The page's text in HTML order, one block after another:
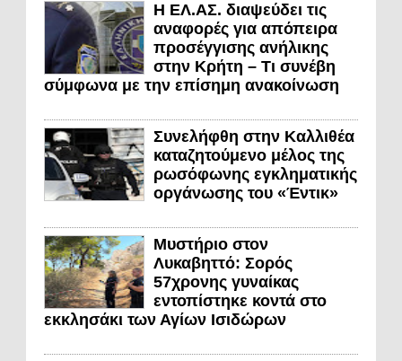
Η ΕΛ.ΑΣ. διαψεύδει τις
αναφορές για απόπειρα
προσέγγισης ανήλικης
στην Κρήτη – Τι συνέβη
σύμφωνα με την επίσημη ανακοίνωση
Συνελήφθη στην Καλλιθέα
καταζητούμενο μέλος της
ρωσόφωνης εγκληματικής
οργάνωσης του «Έντικ»
Μυστήριο στον
Λυκαβηττό: Σορός
57χρονης γυναίκας
εντοπίστηκε κοντά στο
εκκλησάκι των Αγίων Ισιδώρων